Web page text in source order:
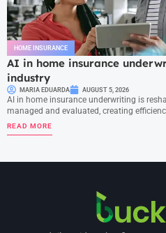
HOME INSURANCE
AI in home insurance
industry
MARIA EDUARDA AUGUST 5, 2026
AI in home insurance underwriting is
managed and evaluated, creating
READ MORE